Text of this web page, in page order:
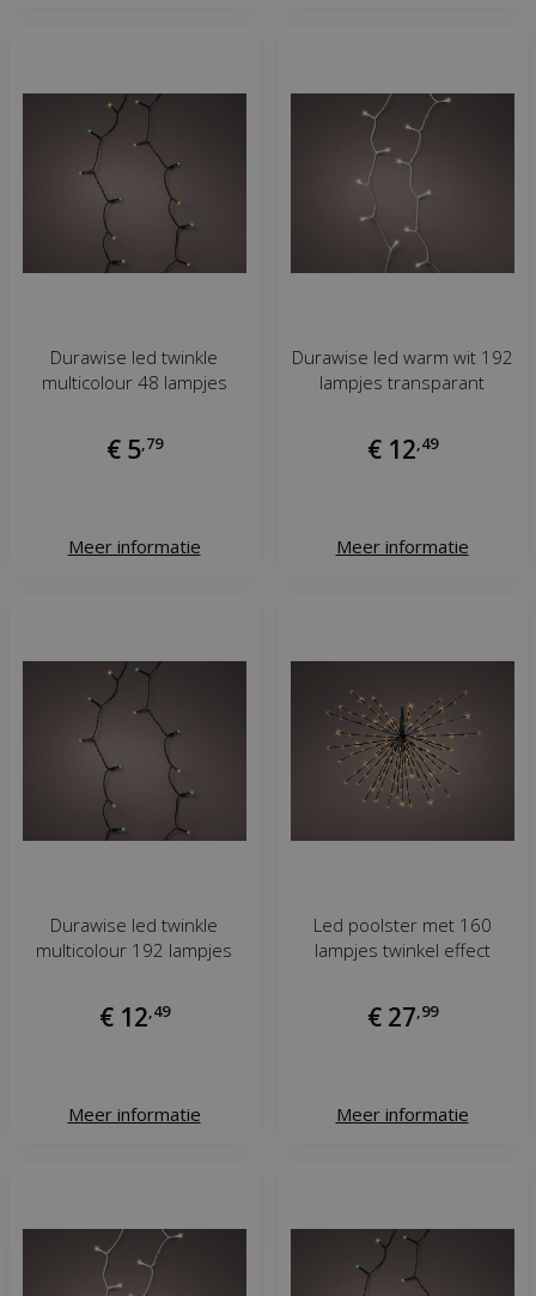
Durawise led twinkle
multicolour 48 lampjes
€ 5 79
Meer informatie
Durawise led warm wit 192
lampjes transparant
€ 12 49
Meer informatie
Durawise led twinkle
multicolour 192 lampjes
€ 12 49
Meer informatie
Led poolster met 160
lampjes twinkel effect
€ 27 99
Meer informatie